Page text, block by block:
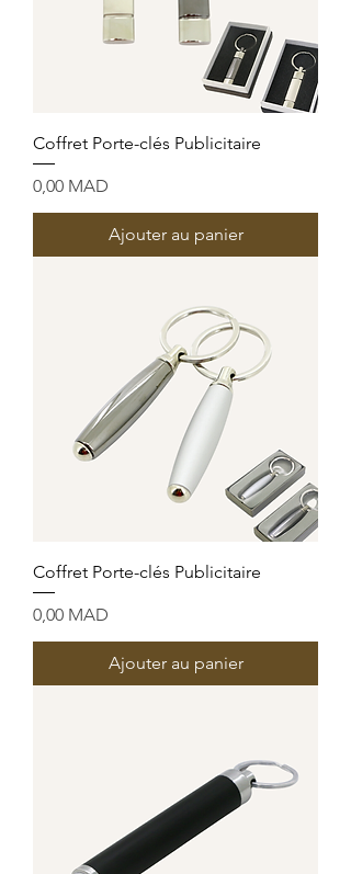
Coffret Porte-clés Publicitaire
Prix
0,00 MAD
Ajouter au panier
Coffret Porte-clés Publicitaire
Prix
0,00 MAD
Ajouter au panier